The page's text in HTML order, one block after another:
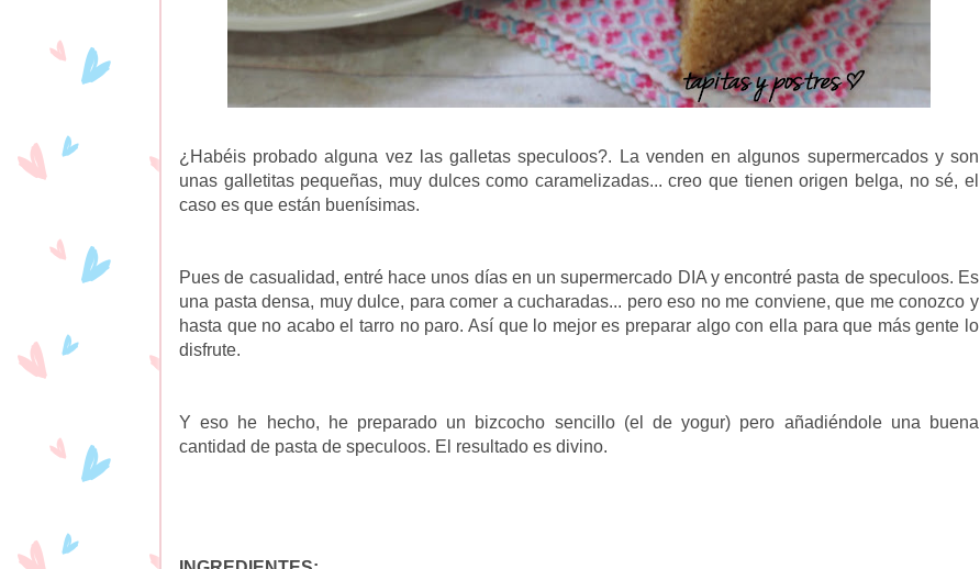
¿Habéis probado alguna vez las galletas speculoos?. La venden en algunos supermercados y son
unas galletitas pequeñas, muy dulces como caramelizadas... creo que tienen origen belga, no sé, el
caso es que están buenísimas.
Pues de casualidad, entré hace unos días en un supermercado DIA y encontré pasta de speculoos. Es
una pasta densa, muy dulce, para comer a cucharadas... pero eso no me conviene, que me conozco y
hasta que no acabo el tarro no paro. Así que lo mejor es preparar algo con ella para que más gente lo
disfrute.
Y eso he hecho, he preparado un bizcocho sencillo (el de yogur) pero añadiéndole una buena
cantidad de pasta de speculoos. El resultado es divino.